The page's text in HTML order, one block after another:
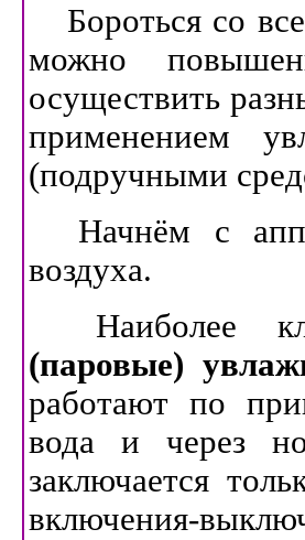
Бороться со
можно
осуществить
применением
(подручными
Начнём с
воздуха.
Наиболее
(паровые)
работают по
вода и через
заключается
включения-